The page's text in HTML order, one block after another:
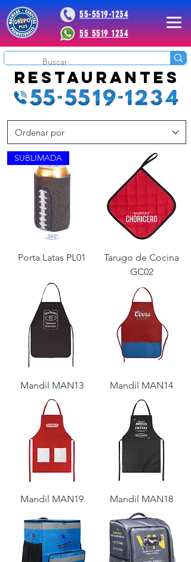
55-5519-1234
55 5519 1234
restaurantes
SUBLIMADA
Porta Latas PL01
Tarugo de Cocina
GC02
Mandil MAN13 Mandil MAN14
Mandil MAN19 Mandil MAN18